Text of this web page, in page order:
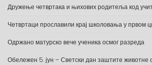
Дружење четвртака и њихових родитеља код
Четвртаци прославили крај школовања у првом
Одржано матурско вече ученика осмог разреда
Обележен 5. јун – Светски дан заштите животне